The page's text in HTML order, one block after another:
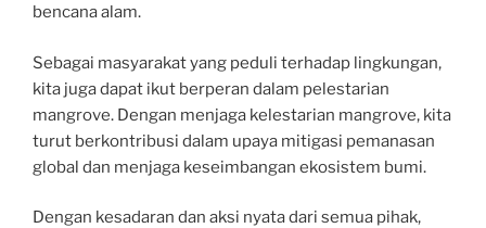
bencana alam.
Sebagai masyarakat yang peduli terhadap lingkungan,
kita juga dapat ikut berperan dalam pelestarian
mangrove. Dengan menjaga kelestarian mangrove, kita
turut berkontribusi dalam upaya mitigasi pemanasan
global dan menjaga keseimbangan ekosistem bumi.
Dengan kesadaran dan aksi nyata dari semua pihak,